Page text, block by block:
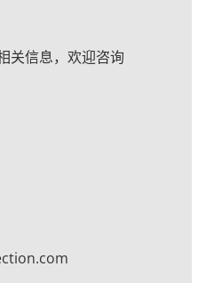
关信息，欢迎咨询